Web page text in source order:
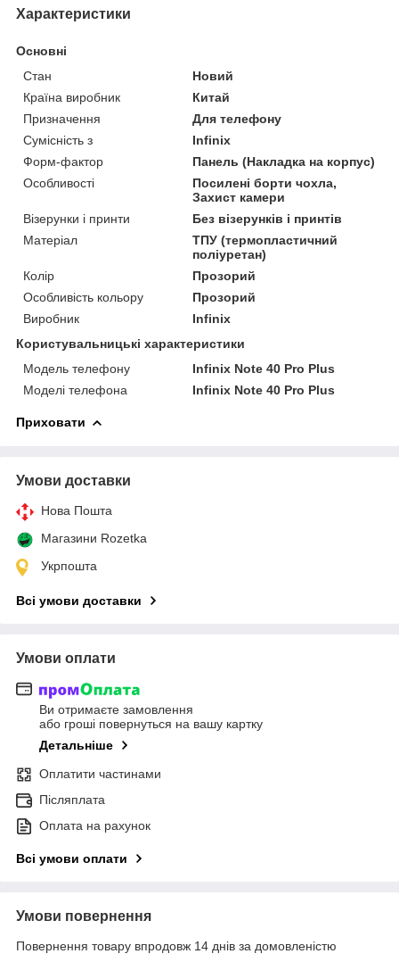
Характеристики
Основні
Стан
Новий
Країна виробник
Китай
Призначення
Для телефону
Сумісність з
Infinix
Форм-фактор
Панель (Накладка на корпус)
Особливості
Посилені борти чохла,
Захист камери
Візерунки і принти
Без візерунків і принтів
Матеріал
ТПУ (термопластичний
поліуретан)
Колір
Прозорий
Особливість кольору
Прозорий
Виробник
Infinix
Користувальницькі характеристики
Модель телефону
Infinix Note 40 Pro Plus
Моделі телефона
Infinix Note 40 Pro Plus
Приховати
Умови доставки
Нова Пошта
Магазини Rozetka
Укрпошта
Всі умови доставки
Умови оплати
Ви отримаєте замовлення
або гроші повернуться на вашу картку
Детальніше
Оплатити частинами
Післяплата
Оплата на рахунок
Всі умови оплати
Умови повернення
Повернення товару впродовж 14 днів за домовленістю